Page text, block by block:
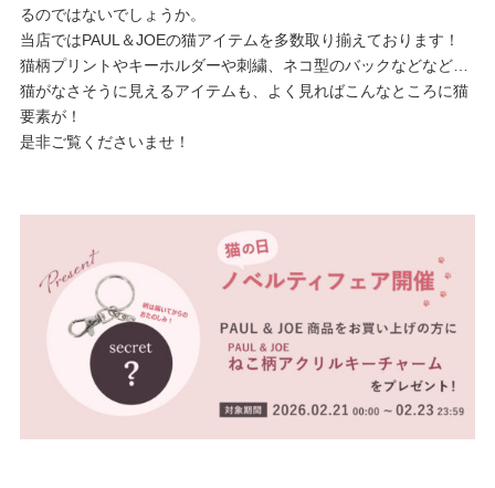
バッグ
ショルダーバッグ
トートバッグ
ハンドバッグ
ボストンバッグ
バッグその他
財布・小物
長財布
折りたたみ・
コンパクト財布
コインケース
るのではないでしょうか。
当店ではPAUL＆JOEの猫アイテムを多数取り揃えております！
猫柄プリントやキーホルダーや刺繍、ネコ型のバックなどなど…
猫がなさそうに見えるアイテムも、よく見ればこんなところに猫
要素が！
是非ご覧くださいませ！